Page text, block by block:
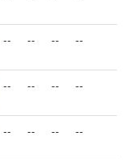
-- -- -- --
-- -- -- --
-- -- -- --